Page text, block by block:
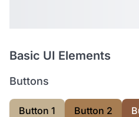
Basic UI Elements
Buttons
Button 1 Button 2